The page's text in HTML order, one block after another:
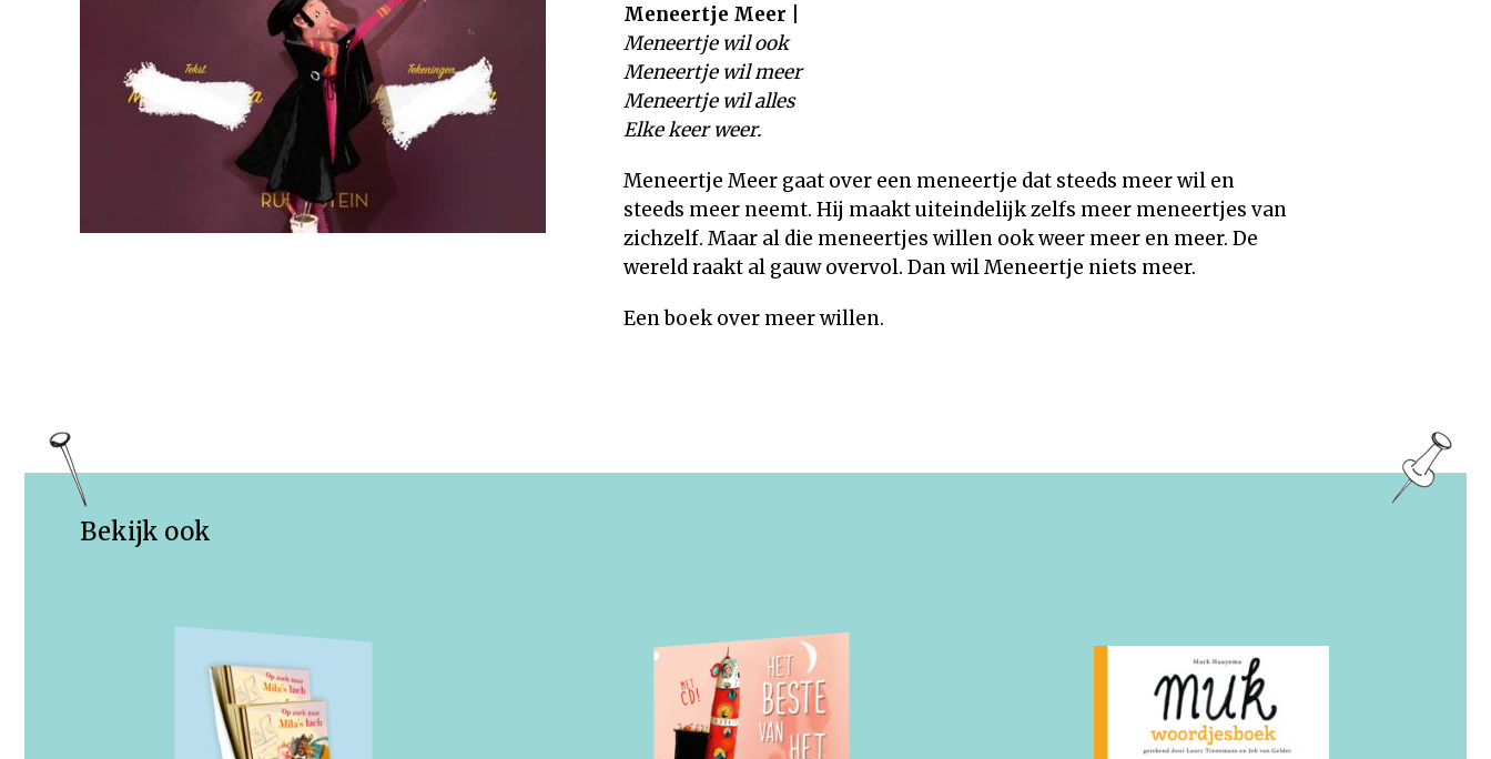
Meneertje Meer |
Meneertje wil ook
Meneertje wil meer
Meneertje wil alles
Elke keer weer.
Meneertje Meer gaat over een meneertje dat steeds meer wil en
steeds meer neemt. Hij maakt uiteindelijk zelfs meer meneertjes van
zichzelf. Maar al die meneertjes willen ook weer meer en meer. De
wereld raakt al gauw overvol. Dan wil Meneertje niets meer.
Een boek over meer willen.
Bekijk ook